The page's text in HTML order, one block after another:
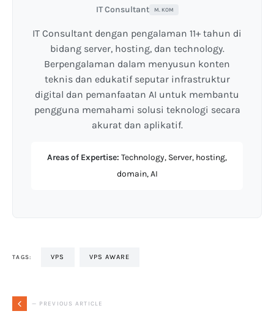
IT Consultant M. KOM
IT Consultant dengan pengalaman 11+ tahun di
bidang server, hosting, dan technology.
Berpengalaman dalam menyusun konten
teknis dan edukatif seputar infrastruktur
digital dan pemanfaatan AI untuk membantu
pengguna memahami solusi teknologi secara
akurat dan aplikatif.
Areas of Expertise: Technology, Server, hosting,
domain, AI
TAGS: VPS VPS AWARE
— PREVIOUS ARTICLE